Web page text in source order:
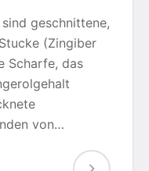
geschnittene,
(Zingiber
Scharfe, das
von…